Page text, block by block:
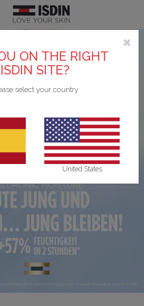
ON THE RIGHT
ISDIN SITE?
select your country
United States